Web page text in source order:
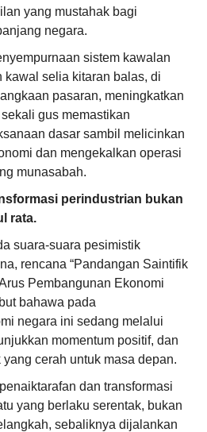
yang mustahak bagi
negara.
sistem kawalan
kawal selia kitaran balas, di
pasaran, meningkatkan
gus memastikan
dasar sambil melicinkan
dan mengekalkan operasi
munasabah.
perindustrian bukan
rata.
suara-suara pesimistik
rencana “Pandangan Saintifik
Pembangunan Ekonomi
bahawa pada
negara ini sedang melalui
momentum positif, dan
cerah untuk masa depan.
dan transformasi
yang berlaku serentak, bukan
sebaliknya dijalankan